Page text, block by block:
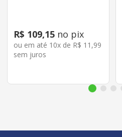
R$ 109,15 no pix
ou em até 10x de R$ 11 ,99
sem juros